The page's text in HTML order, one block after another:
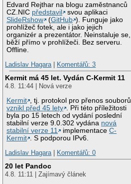
Edvard Rejthar na blogu zaměstnanců
CZ.NIC představil
svou aplikaci
SlideRshow
(GitHub ). Funguje jako
prohlížeč fotek, ale i jako jejich
organizér a prezentátor. Neinstaluje se,
běží přímo v prohlížeči. Bez serveru.
Offline.
Ladislav Hagara| Komentářů: 3
Kermit má 45 let. Vydán C-Kermit 11
4.8. 11:44 | Nová verze
Kermit
, tj. protokol pro přenos souborů,
vznikl před 45 lety
. Při této příležitosti
byla po 15 letech od vydání poslední
stabilní verze 9.0.302 vydána nová
stabilní verze 11
implementaceC-
Kermit
. S podporou IPv6.
Ladislav Hagara| Komentářů: 0
20 let Pandoc
4.8. 11:11 | Zajímavý článek